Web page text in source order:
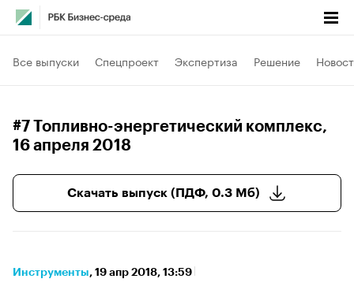
Все выпуски Спецпроект Экспертиза Решение
#7 Топливно-энергетический комплекс,
16 апреля 2018
Скачать выпуск (ПДФ, 0.3 Мб)
Инструменты⁠, 19 апр 2018, 13:59